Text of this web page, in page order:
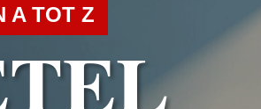
A TOT Z